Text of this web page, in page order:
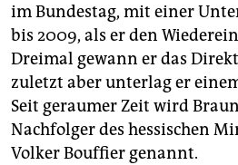
im Bundestag, mit einer
bis 2009, als er den
Dreimal gewann er das
zuletzt aber unterlag er
Seit geraumer Zeit wird
Nachfolger des hessischen
Volker Bouffier genannt.